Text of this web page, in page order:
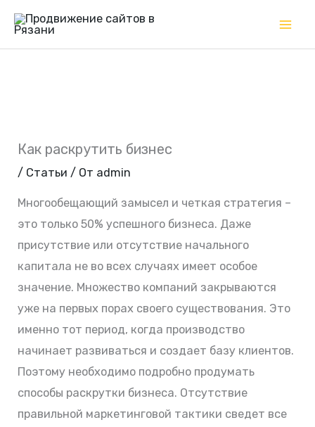
содержимому
Как раскрутить бизнес
/ Статьи / От admin
Многообещающий замысел и четкая стратегия –
это только 50% успешного бизнеса. Даже
присутствие или отсутствие начального
капитала не во всех случаях имеет особое
значение. Множество компаний закрываются
уже на первых порах своего существования. Это
именно тот период, когда производство
начинает развиваться и создает базу клиентов.
Поэтому необходимо подробно продумать
способы раскрутки бизнеса. Отсутствие
правильной маркетинговой тактики сведет все